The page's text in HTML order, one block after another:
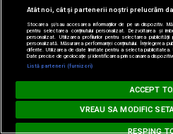
© 2019-2026 DOGAN MEDIA
drepturile
Loading... BARĂ LA BARĂ
MAITRE GIMS - Bella
Atât noi, cât și partenerii noștri prelucrăm
Stocarea și/sau accesarea informațiilor de pe un dispozitiv.
pentru selectarea conținutului personalizat. Dezvoltarea și
personalizat. Utilizarea profilurilor pentru selectarea
personalizată. Măsurarea performanței conținutului. Înțelegerea
diferite. Utilizarea de date limitate pentru a selecta publicitatea.
Date precise de geolocație și identificarea prin scanarea
Listă parteneri (furnizori)
ACCEPT
RESPING
VREAU SA MODIFIC